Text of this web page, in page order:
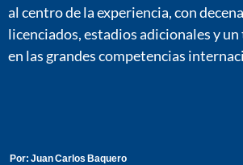
al centro de la experiencia, con
licenciados, estadios adicionales y
en las grandes competencias
Por: Juan Carlos Baquero